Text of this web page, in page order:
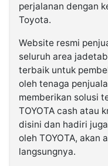
perjalanan dengan
Toyota.
Website resmi
seluruh area
terbaik untuk
oleh tenaga
memberikan solusi
TOYOTA cash atau
disini dan hadiri
oleh TOYOTA, akan
langsungnya.